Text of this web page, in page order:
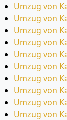
Umzug von
Umzug von
Umzug von
Umzug von
Umzug von
Umzug von
Umzug von
Umzug von
Umzug von
Umzug von